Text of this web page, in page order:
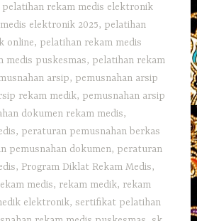
pelatihan rekam medis elektronik
elektronik 2025, pelatihan
online, pelatihan rekam medis
medis puskesmas, pelatihan rekam
arsip, pemusnahan arsip
rekam medik, pemusnahan arsip
dokumen rekam medis,
, peraturan pemusnahan berkas
pemusnahan dokumen, peraturan
, Program Diklat Rekam Medis,
medis, rekam medik, rekam
elektronik,sertifikat pelatihan